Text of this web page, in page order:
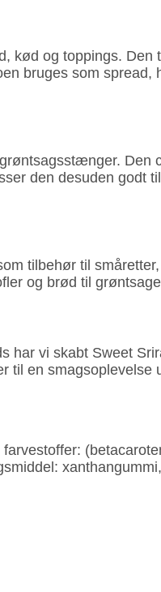
kød og toppings. Den
bruges som spread,
Den
den desuden godt
tilbehør til
og brød til
har vi skabt Sweet
til en smagsoplevelse
farvestoffer: